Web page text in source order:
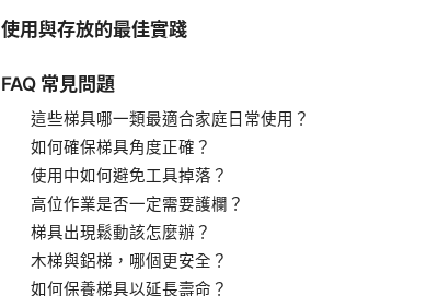
使用與存放的最佳實踐
FAQ 常見問題
這些梯具哪一類最適合家庭日常使用？
如何確保梯具角度正確？
使用中如何避免工具掉落？
高位作業是否一定需要護欄？
梯具出現鬆動該怎麼辦？
木梯與鋁梯，哪個更安全？
如何保養梯具以延長壽命？